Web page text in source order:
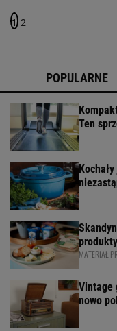
1 2
POPULARNE
Ten
MATERIAŁ
Vintage
nowo